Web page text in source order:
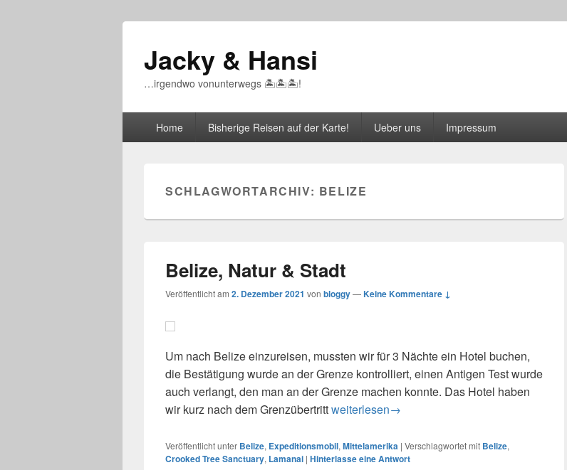
Jacky & Hansi
…irgendwo vonunterwegs 🏝🏝🏝!
Home Bisherige Reisen auf der Karte! Ueber uns Impressum
SCHLAGWORTARCHIV: BELIZE
Belize, Natur & Stadt
Veröffentlicht am 2. Dezember 2021 von bloggy—Keine Kommentare ↓
Um nach Belize einzureisen, mussten wir für 3 Nächte ein Hotel buchen,
die Bestätigung wurde an der Grenze kontrolliert, einen Antigen Test wurde
auch verlangt, den man an der Grenze machen konnte. Das Hotel haben
wir kurz nach dem GrenzübertrittBelize, Natur & Stadt
weiterlesen→
Veröffentlicht unter Belize, Expeditionsmobil, Mittelamerika | Verschlagwortet mit Belize,
Crooked Tree Sanctuary, Lamanai | Hinterlasse eine Antwort